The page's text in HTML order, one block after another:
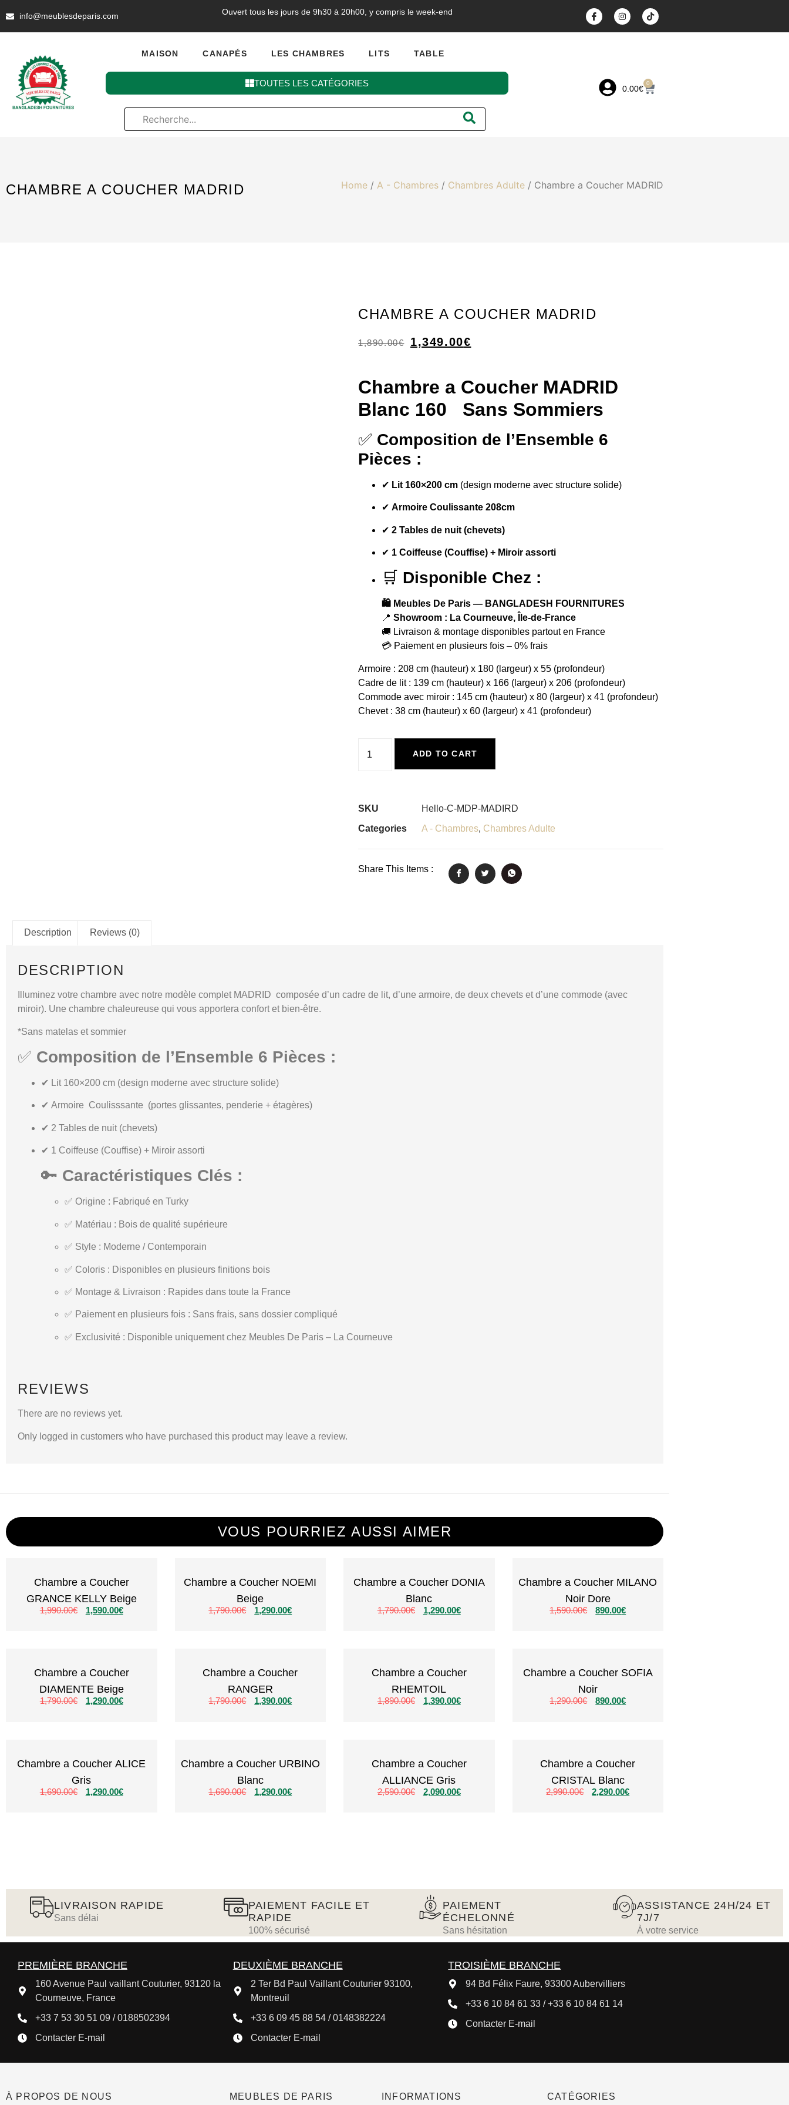
info@meublesdeparis.com Ouvert tous les jours de 9h30 à 20h00, y compris le week-end
MAISON CANAPÉS LES CHAMBRES LITS TABLE
TOUTES LES CATÉGORIES
0.00€
0
CHAMBRE A COUCHER MADRID Home / A - Chambres / Chambres Adulte / Chambre a Coucher MADRID
CHAMBRE A COUCHER MADRID
1,890.00€ 1,349.00€
Chambre a Coucher MADRID
Blanc 160 Sans Sommiers
✅ Composition de l’Ensemble 6
Pièces :
✔ Lit 160×200 cm (design moderne avec structure solide)
✔ Armoire Coulissante 208cm
✔ 2 Tables de nuit (chevets)
✔ 1 Coiffeuse (Couffise) + Miroir assorti
🛒 Disponible Chez :
🛍️ Meubles De Paris — BANGLADESH FOURNITURES
📍 Showroom : La Courneuve, Île-de-France
🚚 Livraison & montage disponibles partout en France
💳 Paiement en plusieurs fois – 0% frais
Armoire : 208 cm (hauteur) x 180 (largeur) x 55 (profondeur)
Cadre de lit : 139 cm (hauteur) x 166 (largeur) x 206 (profondeur)
Commode avec miroir : 145 cm (hauteur) x 80 (largeur) x 41 (profondeur)
Chevet : 38 cm (hauteur) x 60 (largeur) x 41 (profondeur)
ADD TO CART
SKU
Hello-C-MDP-MADIRD
Categories
A - Chambres, Chambres Adulte
Share This Items :
Description Reviews (0)
DESCRIPTION
Illuminez votre chambre avec notre modèle complet MADRID composée d’un cadre de lit, d’une armoire, de deux chevets et d’une commode (avec
miroir). Une chambre chaleureuse qui vous apportera confort et bien-être.
*Sans matelas et sommier
✅ Composition de l’Ensemble 6 Pièces :
✔ Lit 160×200 cm (design moderne avec structure solide)
✔ Armoire Coulisssante (portes glissantes, penderie + étagères)
✔ 2 Tables de nuit (chevets)
✔ 1 Coiffeuse (Couffise) + Miroir assorti
🔑 Caractéristiques Clés :
✅ Origine : Fabriqué en Turky
✅ Matériau : Bois de qualité supérieure
✅ Style : Moderne / Contemporain
✅ Coloris : Disponibles en plusieurs finitions bois
✅ Montage & Livraison : Rapides dans toute la France
✅ Paiement en plusieurs fois : Sans frais, sans dossier compliqué
✅ Exclusivité : Disponible uniquement chez Meubles De Paris – La Courneuve
REVIEWS
There are no reviews yet.
Only logged in customers who have purchased this product may leave a review.
VOUS POURRIEZ AUSSI AIMER
Chambre a Coucher
GRANCE KELLY Beige
1,990.00€ 1,590.00€
Chambre a Coucher NOEMI
Beige
1,790.00€ 1,290.00€
Chambre a Coucher DONIA
Blanc
1,790.00€ 1,290.00€
Chambre a Coucher MILANO
Noir Dore
1,590.00€ 890.00€
Chambre a Coucher
DIAMENTE Beige
1,790.00€ 1,290.00€
Chambre a Coucher
RANGER
1,790.00€ 1,390.00€
Chambre a Coucher
RHEMTOIL
1,890.00€ 1,390.00€
Chambre a Coucher SOFIA
Noir
1,290.00€ 890.00€
Chambre a Coucher ALICE
Gris
1,690.00€ 1,290.00€
Chambre a Coucher URBINO
Blanc
1,690.00€ 1,290.00€
Chambre a Coucher
ALLIANCE Gris
2,590.00€ 2,090.00€
Chambre a Coucher
CRISTAL Blanc
2,990.00€ 2,290.00€
LIVRAISON RAPIDE
Sans délai
PAIEMENT FACILE ET
RAPIDE
100% sécurisé
PAIEMENT
ÉCHELONNÉ
Sans hésitation
ASSISTANCE 24H/24 ET
7J/7
À votre service
PREMIÈRE BRANCHE
160 Avenue Paul vaillant Couturier, 93120 la
Courneuve, France
+33 7 53 30 51 09 / 0188502394
Contacter E-mail
DEUXIÈME BRANCHE
2 Ter Bd Paul Vaillant Couturier 93100,
Montreuil
+33 6 09 45 88 54 / 0148382224
Contacter E-mail
TROISIÈME BRANCHE
94 Bd Félix Faure, 93300 Aubervilliers
+33 6 10 84 61 33 / +33 6 10 84 61 14
Contacter E-mail
À PROPOS DE NOUS MEUBLES DE PARIS INFORMATIONS CATÉGORIES